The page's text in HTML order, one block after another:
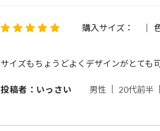
購入サイズ：
サイズもちょうどよくデザインがとても
投稿者：いっさい 男性 20代前半